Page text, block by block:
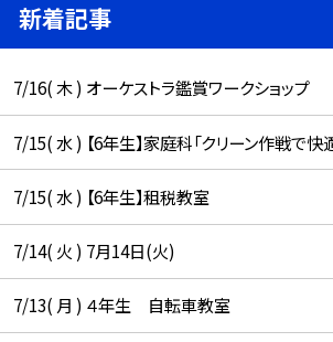
新着記事
7/16( 木 ) オーケストラ鑑賞ワークショップ
7/15( 水 ) 【6年生】家庭科「クリーン作戦で快
7/15( 水 ) 【6年生】租税教室
7/14( 火 ) 7月14日(火)
7/13( 月 ) ４年生 自転車教室